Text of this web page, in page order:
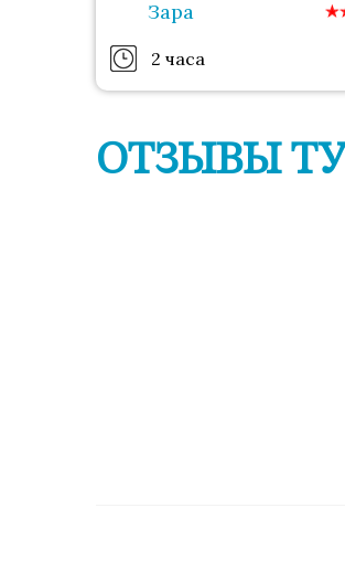
Зара
2 часа
ОТЗЫВЫ